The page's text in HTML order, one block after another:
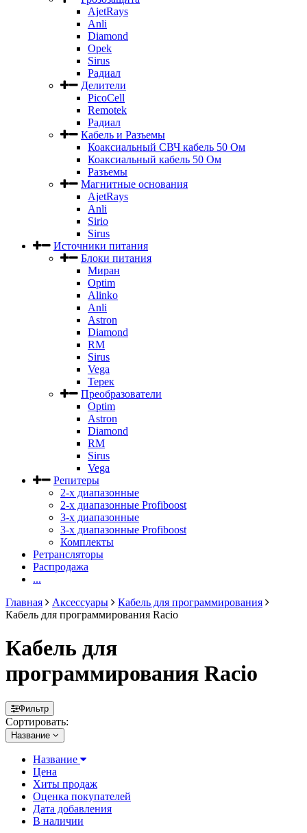
AjetRays
Anli
Diamond
Opek
Sirus
Радиал
Делители
PicoCell
Remotek
Радиал
Кабель и Разъемы
Коаксиальный СВЧ кабель 50 Ом
Коаксиальный кабель 50 Ом
Разъемы
Магнитные основания
AjetRays
Anli
Sirio
Sirus
Источники питания
Блоки питания
Миран
Optim
Alinko
Anli
Astron
Diamond
RM
Sirus
Vega
Терек
Преобразователи
Optim
Astron
Diamond
RM
Sirus
Vega
Репитеры
2-х диапазонные
2-х диапазонные Profiboost
3-х диапазонные
3-х диапазонные Profiboost
Комплекты
Ретрансляторы
Распродажа
...
Главная
Аксессуары
Кабель для программирования
Кабель для программирования Racio
Кабель для
программирования Racio
Фильтр
Сортировать:
Название
Название
Цена
Хиты продаж
Оценка покупателей
Дата добавления
В наличии